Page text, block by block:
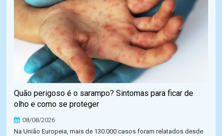
Quão perigoso é o sarampo? Sintomas para ficar de
olho e como se proteger
08/08/2026
Na União Europeia, mais de 130.000 casos foram relatados desde